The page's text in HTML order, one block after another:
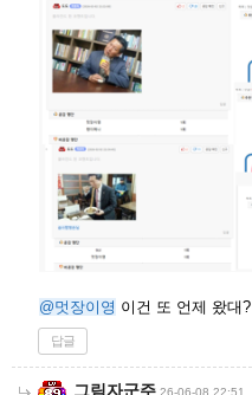
@멋장이영 이건 또 언제 왔대?
답글
그림자군주 26-06-08 22:51